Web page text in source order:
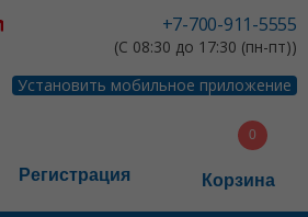
+7-700-911-5555
(С 08:30 до 17:30 (пн-пт))
Установить мобильное приложение
Регистрация Корзина